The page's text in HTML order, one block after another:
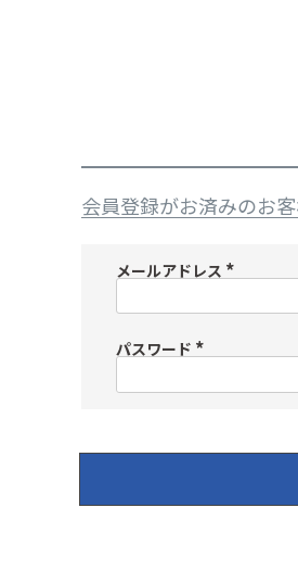
会員登録がお済みのお
メールアドレス
須
パスワード
須